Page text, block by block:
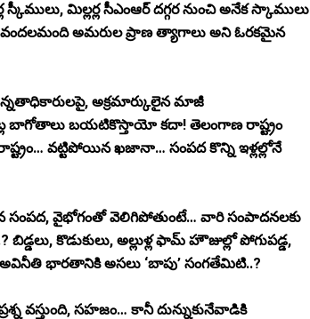
స్కీములు, మిల్లర్ల సీఎంఆర్ దగ్గర నుంచి అనేక స్కాములు
అమరుల ప్రాణ త్యాగాలు అని ఓరకమైన
అక్రమార్కులైన మాజీ
కోట్ల బాగోతాలు బయటికొస్తాయో కదా! తెలంగాణ రాష్ట్రం
రాష్ట్రం… వట్టిపోయిన ఖజానా… సంపద కొన్ని ఇళ్లల్లోనే
సంపద, వైభోగంతో వెలిగిపోతుంటే… వారి సంపాదనలకు
కొడుకులు, అల్లుళ్ల ఫామ్ హౌజుల్లో పోగుపడ్డ,
భారతానికి అసలు ‘బాపు’ సంగతేమిటి..?
వస్తుంది, సహజం… కానీ దున్నుకునేవాడికి